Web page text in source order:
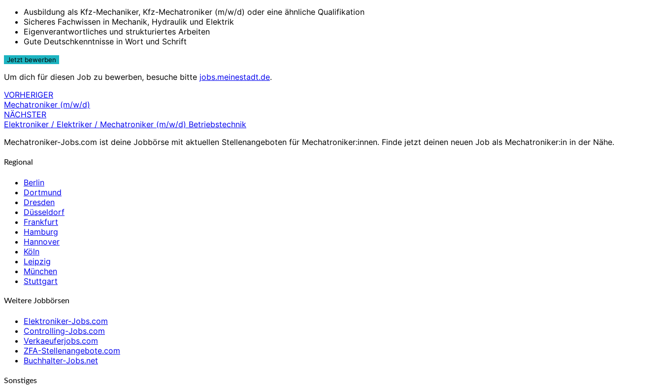
Ausbildung als Kfz-Mechaniker, Kfz-Mechatroniker (m/w/d) oder eine ähnliche Qualifikation
Sicheres Fachwissen in Mechanik, Hydraulik und Elektrik
Eigenverantwortliches und strukturiertes Arbeiten
Gute Deutschkenntnisse in Wort und Schrift
Um dich für diesen Job zu bewerben, besuche bitte jobs.meinestadt.de.
Beitragsnavigation
VORHERIGER
Mechatroniker (m/w/d)
NÄCHSTER
Elektroniker / Elektriker / Mechatroniker (m/w/d) Betriebstechnik
Mechatroniker-Jobs.com ist deine Jobbörse mit aktuellen Stellenangeboten für Mechatroniker:innen. Finde jetzt deinen neuen Job als Mechatroniker:in in der Nähe.
Regional
Berlin
Dortmund
Dresden
Düsseldorf
Frankfurt
Hamburg
Hannover
Köln
Leipzig
München
Stuttgart
Weitere Jobbörsen
Elektroniker-Jobs.com
Controlling-Jobs.com
Verkaeuferjobs.com
ZFA-Stellenangebote.com
Buchhalter-Jobs.net
Sonstiges